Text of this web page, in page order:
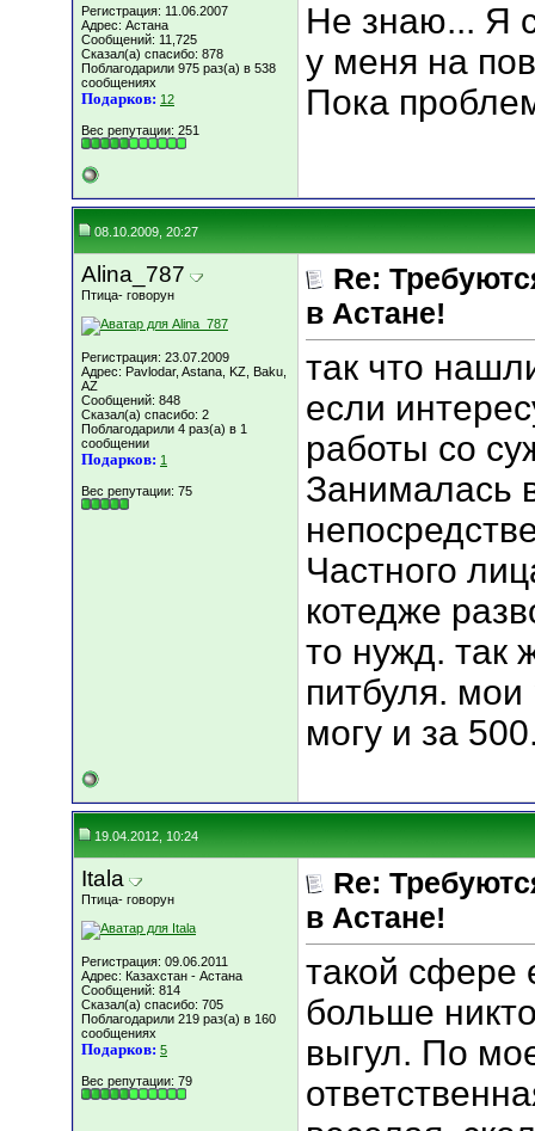
Регистрация: 11.06.2007
Адрес: Астана
Сообщений: 11,725
Сказал(а) спасибо: 878
Поблагодарили 975 раз(а) в 538
сообщениях
Подарков: 12
Вес репутации: 251
Не знаю... Я
у меня на
Пока
08.10.2009, 20:27
Alina_787
Птица- говорун
Регистрация: 23.07.2009
Адрес: Pavlodar, Astana, KZ, Baku,
AZ
Сообщений: 848
Сказал(а) спасибо: 2
Поблагодарили 4 раз(а) в 1
сообщении
Подарков: 1
Вес репутации: 75
Re:
в Астане!
так что
если
работы со
Занималась
Частного
котедже
то нужд. так
питбуля.
могу и за
19.04.2012, 10:24
Itala
Птица- говорун
Регистрация: 09.06.2011
Адрес: Казахстан - Астана
Сообщений: 814
Сказал(а) спасибо: 705
Поблагодарили 219 раз(а) в 160
сообщениях
Подарков: 5
Вес репутации: 79
Re:
в Астане!
такой сфере
больше
выгул. По